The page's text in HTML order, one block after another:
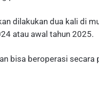
dilakukan dua kali di
atau awal tahun 2025.
bisa beroperasi secara